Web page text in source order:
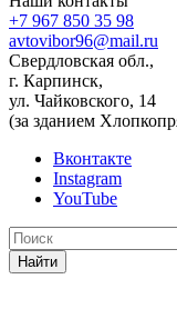
+7 967 850 35 98
avtovibor96@mail.ru
Свердловская обл.,
г. Карпинск,
ул. Чайковского, 14
(за зданием
Вконтакте
Instagram
YouTube
Найти